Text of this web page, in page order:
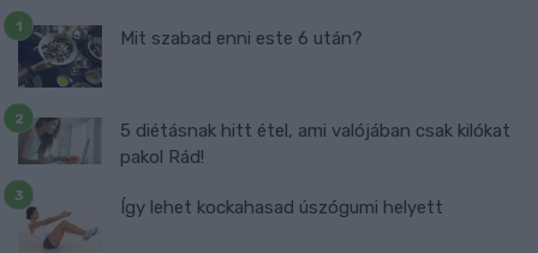
Mit szabad enni este 6 után?
5 diétásnak hitt étel, ami valójában csak kilókat
pakol Rád!
Így lehet kockahasad úszógumi helyett